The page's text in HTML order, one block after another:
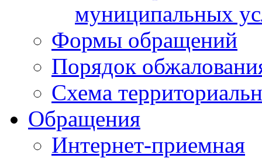
муниципальных
Формы обращений
Порядок
Схема
Обращения
Интернет-приемная